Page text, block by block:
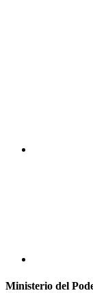
Ministerio del